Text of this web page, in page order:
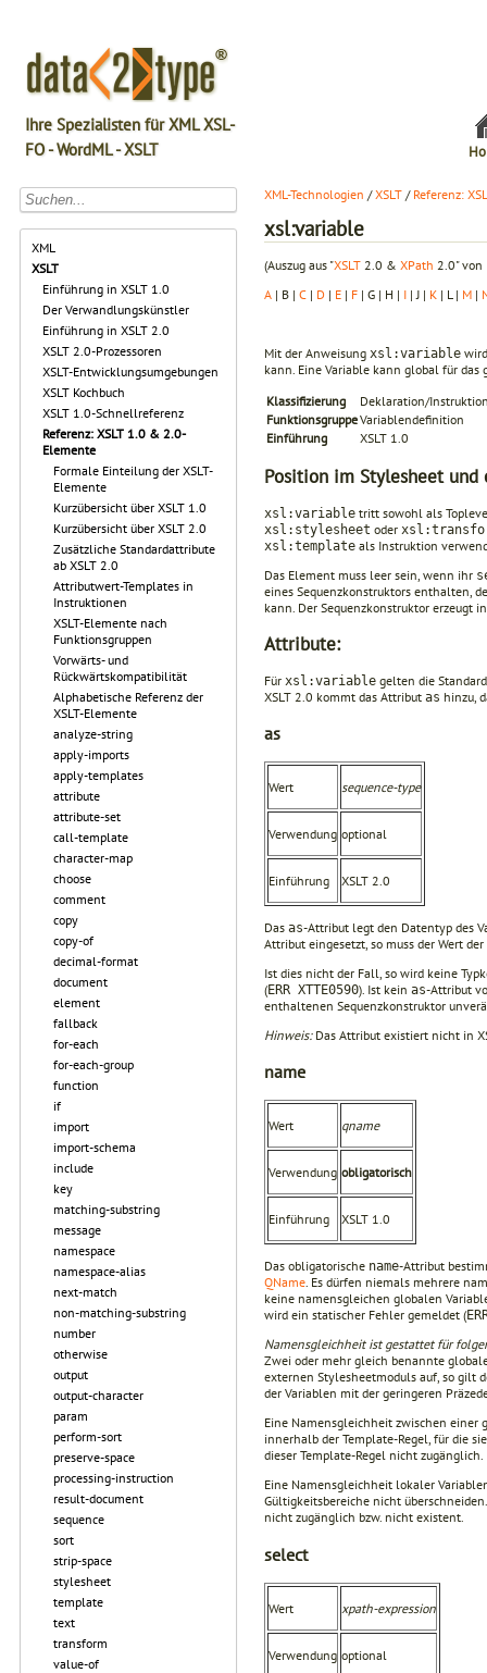
Ihre Spezialisten für XML XSL-
FO - WordML - XSLT
XML
XSLT
Einführung in XSLT 1.0
Der Verwandlungskünstler
Einführung in XSLT 2.0
XSLT 2.0-Prozessoren
XSLT-Entwicklungsumgebungen
XSLT Kochbuch
XSLT 1.0-Schnellreferenz
Referenz: XSLT 1.0 & 2.0-
Elemente
Formale Einteilung der XSLT-
Elemente
Kurzübersicht über XSLT 1.0
Kurzübersicht über XSLT 2.0
Zusätzliche Standardattribute
ab XSLT 2.0
Attributwert-Templates in
Instruktionen
XSLT-Elemente nach
Funktionsgruppen
Vorwärts- und
Rückwärtskompatibilität
Alphabetische Referenz der
XSLT-Elemente
analyze-string
apply-imports
apply-templates
attribute
attribute-set
call-template
character-map
choose
comment
copy
copy-of
decimal-format
document
element
fallback
for-each
for-each-group
function
if
import
import-schema
include
key
matching-substring
message
namespace
namespace-alias
next-match
non-matching-substring
number
otherwise
output
output-character
param
perform-sort
preserve-space
processing-instruction
result-document
sequence
sort
strip-space
stylesheet
template
text
transform
value-of
XML-Technologien /XSLT / Referenz:
xsl:variable
(Auszug aus "XSLT 2.0 & XPath 2.0" von
A | B | C | D | E | F | G | H | I | J | K | L | M |
Mit der Anweisung xsl:variable
kann. Eine Variable kann global für
Klassifizierung
Deklaration/
FunktionsgruppeVariablendefinition
Einführung
XSLT 1.0
Position im Stylesheet und
xsl:variable tritt sowohl als
xsl:stylesheet oder
xsl:template als Instruktion
Das Element muss leer sein, wenn ihr
eines Sequenzkonstruktors enthalten,
kann. Der Sequenzkonstruktor erzeugt
Attribute:
Für xsl:variable gelten die
XSLT 2.0 kommt das Attribut as hinzu,
as
Wert sequence-type
Verwendung optional
Einführung XSLT 2.0
Das as-Attribut legt den Datentyp des
Attribut eingesetzt, so muss der Wert
Ist dies nicht der Fall, so wird keine
(ERR XTTE0590). Ist kein as-Attribut
enthaltenen Sequenzkonstruktor
Hinweis:Das Attribut existiert nicht in
name
Wert qname
Verwendung obligatorisch
Einführung XSLT 1.0
Das obligatorische name-Attribut
QName. Es dürfen niemals mehrere
keine namensgleichen globalen
wird ein statischer Fehler gemeldet (
Namensgleichheit ist gestattet für
Zwei oder mehr gleich benannte
externen Stylesheetmoduls auf, so gilt
der Variablen mit der geringeren
Eine Namensgleichheit zwischen einer
innerhalb der Template-Regel, für die
dieser Template-Regel nicht zugänglich.
Eine Namensgleichheit lokaler
Gültigkeitsbereiche nicht
nicht zugänglich bzw. nicht existent.
select
Wert xpath-expression
Verwendung optional